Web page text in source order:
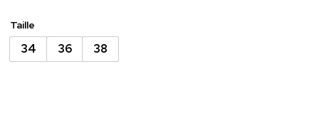
Taille
34 36 38